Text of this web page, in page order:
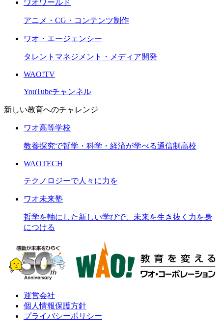
ワオワールド
アニメ・CG・コンテンツ制作
ワオ・エージェンシー
タレントマネジメント・メディア開発
WAO!TV
YouTubeチャンネル
新しい教育へのチャレンジ
ワオ高等学校
教養探究で哲学・科学・経済が学べる通信制高校
WAOTECH
テクノロジーで人々に力を
ワオ未来塾
哲学を軸にした新しい学びで、未来を生き抜く力を身
につける
運営会社
個人情報保護方針
プライバシーポリシー